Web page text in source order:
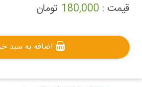
قیمت : 180,000 تومان
اضافه به سبد